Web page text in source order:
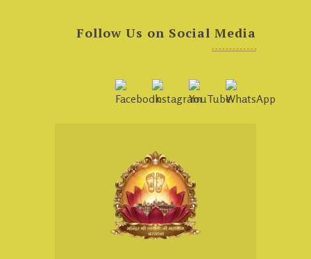
Follow Us on Social Media